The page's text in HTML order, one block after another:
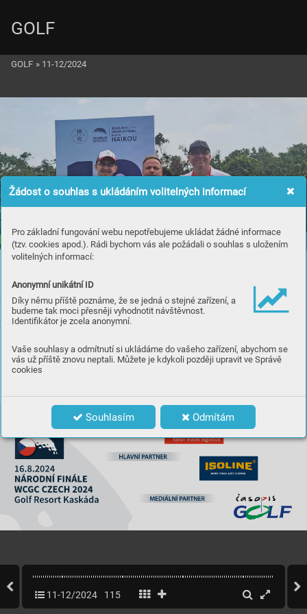
Žádost o souhlas s ukládáním volitelných informací
Pro základní fungování webu nepotřebujeme ukládat žádné informace
(tzv. cookies apod.). Rádi bychom vás ale požádali o souhlas s uložením
volitelných informací:
Anonymní unikátní ID
Díky němu příště poznáme, že se jedná o stejné zařízení, a
budeme tak moci přesněji vyhodnotit návštěvnost.
Identifikátor je zcela anonymní.
Vaše souhlasy a odmítnutí si ukládáme do vašeho zařízení, abychom se
vás už příště znovu neptali. Můžete je kdykoli později upravit ve Správě
cookies
Souhlasím Odmítám
GOLF
GOLF » 11-12/2024
11-12/2024 115